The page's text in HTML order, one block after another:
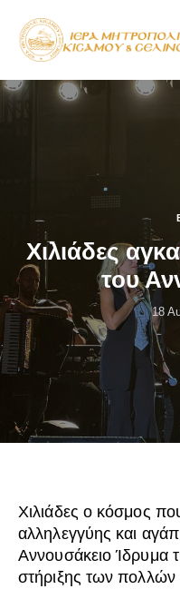
Χιλιάδες
του
18
Χιλιάδες ο κόσμος
αλληλεγγύης και
Αννουσάκειο Ίδρυμα
στήριξης των πολλών